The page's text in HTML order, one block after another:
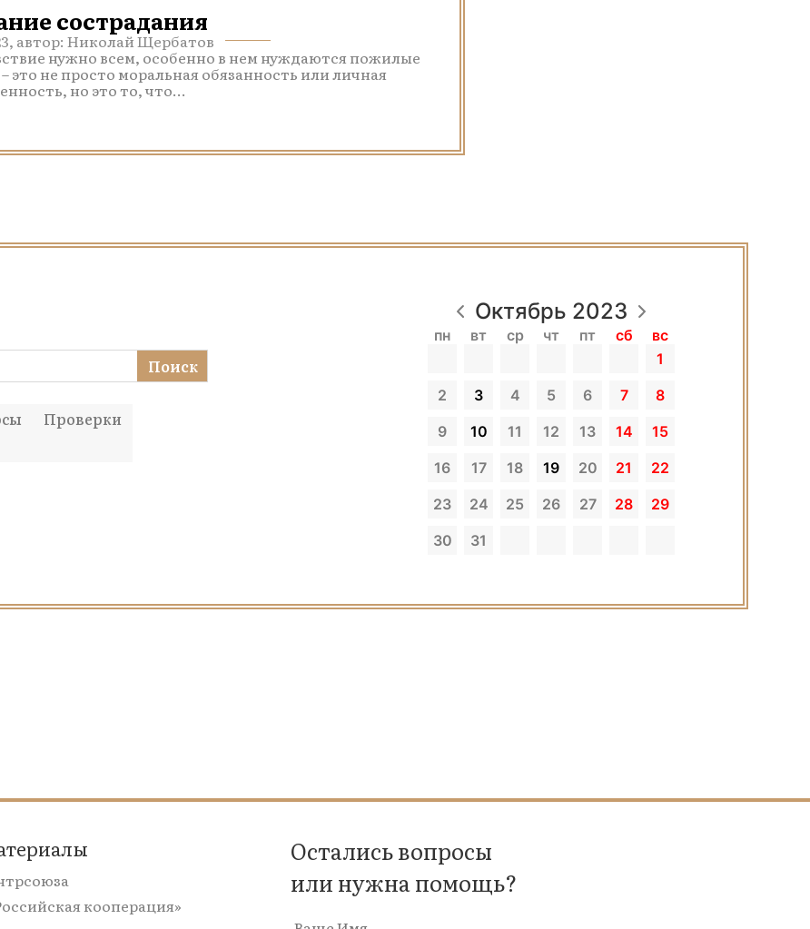
сострадания
автор: Николай Щербатов
нужно всем, особенно в нем нуждаются пожилые
не просто моральная обязанность или личная
но это то, что...
Поиск
Проверки
Октябрь 2023
пн вт ср чт пт сб
вс
1
2
3 4 5 6 7
8
9
10 11 12 13 14
15
16
17 18 19 20 21
22
23
24 25 26 27 28
29
30
31
кооперация»
Остались вопросы
или нужна помощь?